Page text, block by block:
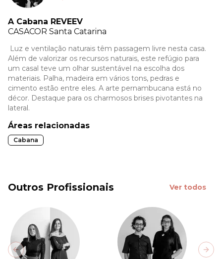
A Cabana REVEEV
CASACOR Santa Catarina
Luz e ventilação naturais têm passagem livre nesta casa.
Além de valorizar os recursos naturais, este refúgio para
um casal teve um olhar sustentável na escolha dos
materiais. Palha, madeira em vários tons, pedras e
cimento estão entre eles. A arte pernambucana está no
décor. Destaque para os charmosos brises pivotantes na
lateral.
Áreas relacionadas
Cabana
Outros Profissionais Ver todos
Previous slide